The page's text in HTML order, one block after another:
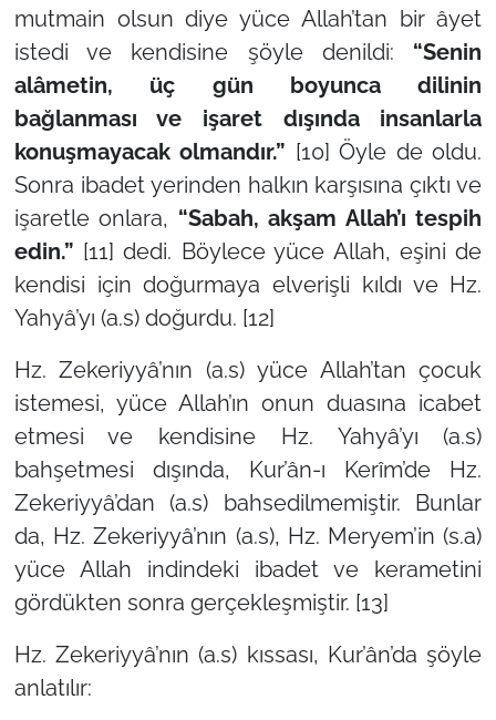
mutmain olsun diye yüce Allah’tan bir âyet
istedi ve kendisine şöyle denildi: “Senin
alâmetin, üç gün boyunca dilinin
bağlanması ve işaret dışında insanlarla
konuşmayacak olmandır.” [10] Öyle de oldu.
Sonra ibadet yerinden halkın karşısına çıktı ve
işaretle onlara, “Sabah, akşam Allah’ı tespih
edin.” [11] dedi. Böylece yüce Allah, eşini de
kendisi için doğurmaya elverişli kıldı ve Hz.
Yahyâ’yı (a.s) doğurdu. [12]
Hz. Zekeriyyâ’nın (a.s) yüce Allah’tan çocuk
istemesi, yüce Allah’ın onun duasına icabet
etmesi ve kendisine Hz. Yahyâ’yı (a.s)
bahşetmesi dışında, Kur’ân-ı Kerîm’de Hz.
Zekeriyyâ’dan (a.s) bahsedilmemiştir. Bunlar
da, Hz. Zekeriyyâ’nın (a.s), Hz. Meryem’in (s.a)
yüce Allah indindeki ibadet ve kerametini
gördükten sonra gerçekleşmiştir. [13]
Hz. Zekeriyyâ’nın (a.s) kıssası, Kur’ân’da şöyle
anlatılır: